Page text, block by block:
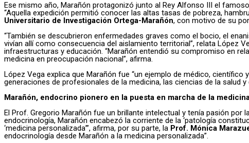
Ese mismo año, Marañón protagonizó junto al Rey Alfonso III el
“Aquella expedición permitió conocer las altas tasas de pobreza,
Universitario de Investigación Ortega-Marañón, con motivo de su
“También se descubrieron enfermedades graves como el bocio, el
vivían allí como consecuencia del aislamiento territorial”, relata López
infraestructuras y educación. “Marañón entendió su compromiso en
medicina en preocupación nacional”, afirma.
López Vega explica que Marañón fue “un ejemplo de médico,
generaciones de profesionales de la medicina, las ciencias de la salud
Marañón, endocrino pionero en la puesta en marcha de la
El Prof. Gregorio Marañón fue un brillante intelectual y tenía pasión
endocrinología, Marañón encabezó la corriente de la ‘patología
‘medicina personalizada’”, afirma, por su parte, la Prof. Mónica
endocrinología desde Marañón a la medicina personalizada”.